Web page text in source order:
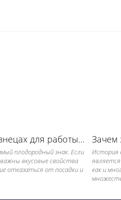
Луна в Близнецах для работы в огороде
плодородный знак. Если
вкусовые свойства
отказаться от посадки и
История
как и